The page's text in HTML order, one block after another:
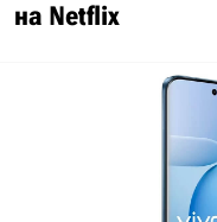
на Netflix